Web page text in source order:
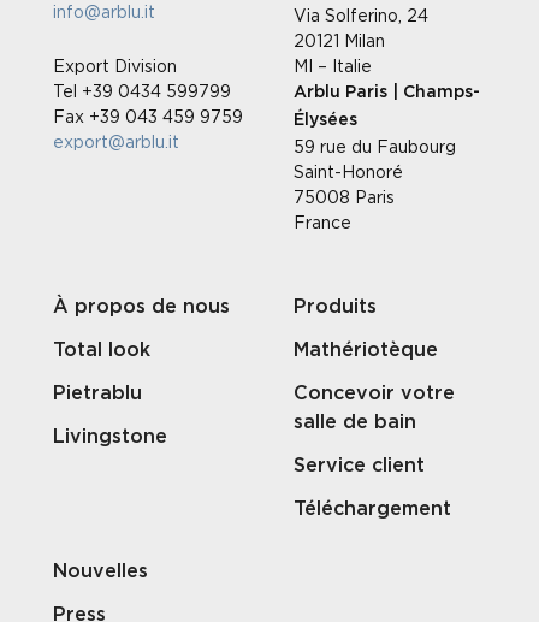
info@arblu.it
Export Division
Tel +39 0434 599799
Fax +39 043 459 9759
export@arblu.it
Via Solferino, 24
20121 Milan
MI – Italie
Arblu Paris | Champs-
Élysées
59 rue du Faubourg
Saint-Honoré
75008 Paris
France
À propos de nous
Total look
Pietrablu
Livingstone
Produits
Mathériotèque
Concevoir votre
salle de bain
Service client
Téléchargement
Nouvelles
Press